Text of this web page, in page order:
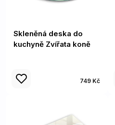
Skleněná deska do
kuchyně Zvířata koně
749 Kč